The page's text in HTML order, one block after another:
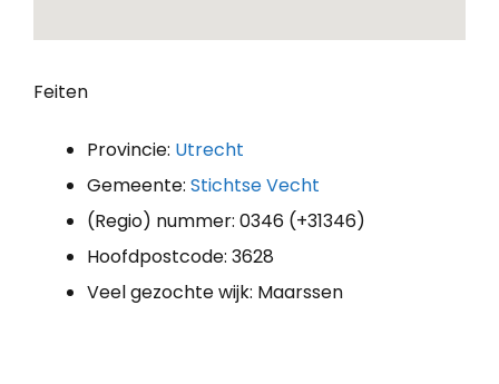
Feiten
Provincie: Utrecht
Gemeente: Stichtse Vecht
(Regio) nummer: 0346 (+31346)
Hoofdpostcode: 3628
Veel gezochte wijk: Maarssen